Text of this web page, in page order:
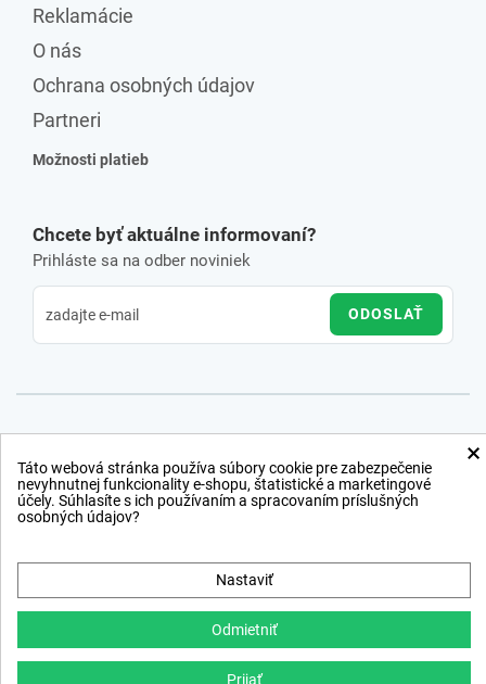
Reklamácie
O nás
Ochrana osobných údajov
Partneri
Možnosti platieb
Chcete byť aktuálne informovaní?
Prihláste sa na odber noviniek
ODOSLAŤ
×
Táto webová stránka používa súbory cookie pre zabezpečenie
nevyhnutnej funkcionality e-shopu, štatistické a marketingové
účely. Súhlasíte s ich používaním a spracovaním príslušných
osobných údajov?
Nastaviť
Odmietniť
Prijať